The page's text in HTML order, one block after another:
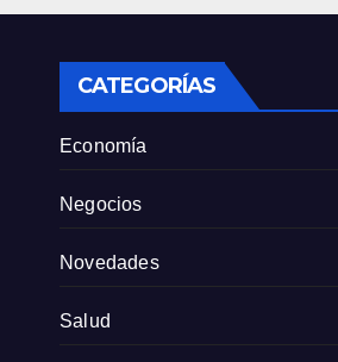
CATEGORÍAS
Economía
Negocios
Novedades
Salud